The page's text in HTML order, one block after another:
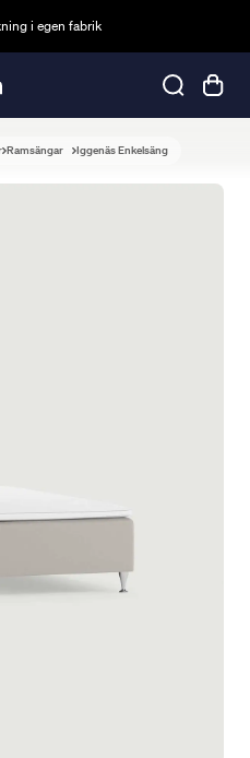
i egen fabrik
Ramsängar Iggenäs Enkelsäng